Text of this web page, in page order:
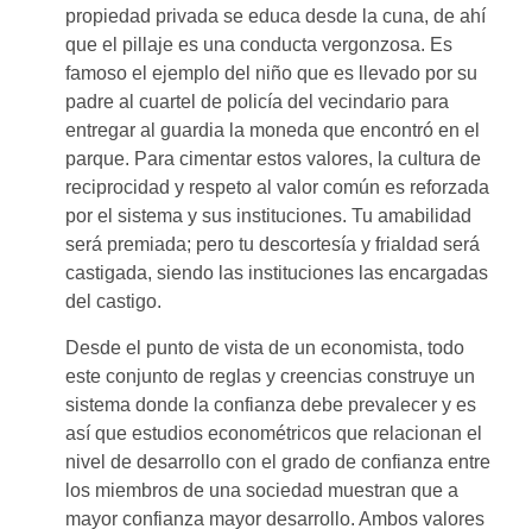
propiedad privada se educa desde la cuna, de ahí
que el pillaje es una conducta vergonzosa. Es
famoso el ejemplo del niño que es llevado por su
padre al cuartel de policía del vecindario para
entregar al guardia la moneda que encontró en el
parque. Para cimentar estos valores, la cultura de
reciprocidad y respeto al valor común es reforzada
por el sistema y sus instituciones. Tu amabilidad
será premiada; pero tu descortesía y frialdad será
castigada, siendo las instituciones las encargadas
del castigo.
Desde el punto de vista de un economista, todo
este conjunto de reglas y creencias construye un
sistema donde la confianza debe prevalecer y es
así que estudios econométricos que relacionan el
nivel de desarrollo con el grado de confianza entre
los miembros de una sociedad muestran que a
mayor confianza mayor desarrollo. Ambos valores